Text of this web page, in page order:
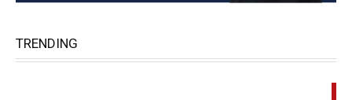
TRENDING